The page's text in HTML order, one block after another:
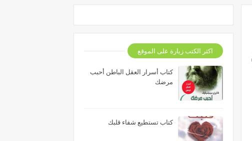
اكثر الكتب زيارة على الموقع
كتاب أسرار العقل الباطن أحبب
مرضك
كتاب تستطيع شفاء قلبك